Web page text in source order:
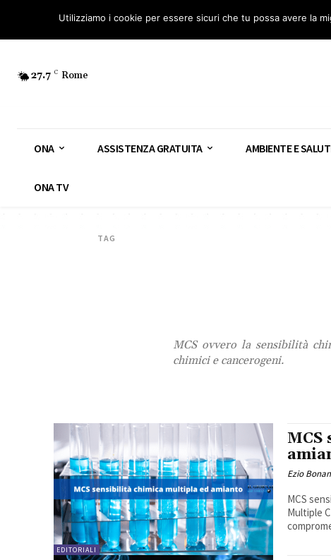
Osservatorio Nazionale Amianto: aderisci Diventa Guardia Nazionale Amianto
27.7 C Rome
ONA ASSISTENZA GRATUITA AMBIENTE E
ONA TV
TAG
MCS ovvero la sensibilità
chimici e cancerogeni.
EDITORIALI
Ezio
MCS
Multiple
Utilizziamo i cookie per essere sicuri che tu possa avere la